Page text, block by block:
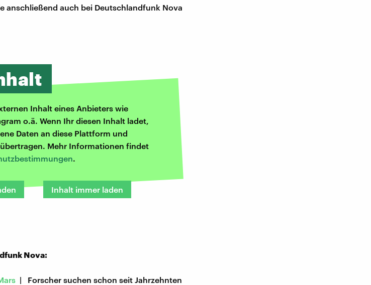
anschließend auch bei Deutschlandfunk Nova
Inhalt eines Anbieters wie
o.ä. Wenn Ihr diesen Inhalt ladet,
Daten an diese Plattform und
Mehr Informationen findet
.
Inhalt immer laden
Nova:
| Forscher suchen schon seit Jahrzehnten